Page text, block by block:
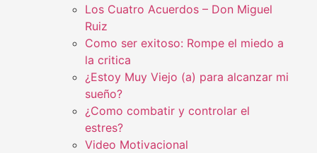
Los Cuatro Acuerdos – Don Miguel
Ruiz
Como ser exitoso: Rompe el miedo a
la critica
¿Estoy Muy Viejo (a) para alcanzar mi
sueño?
¿Como combatir y controlar el
estres?
Video Motivacional